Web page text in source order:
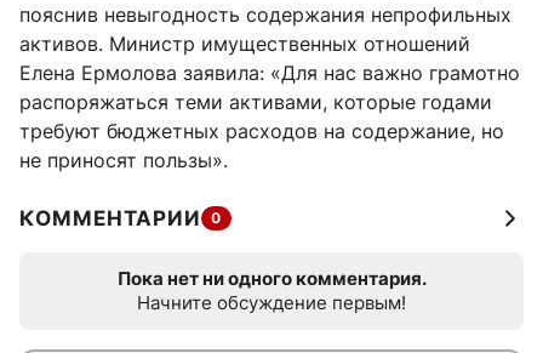
пояснив невыгодность содержания непрофильных
активов. Министр имущественных отношений
Елена Ермолова заявила: «Для нас важно грамотно
распоряжаться теми активами, которые годами
требуют бюджетных расходов на содержание, но
не приносят пользы».
КОММЕНТАРИИ 0
Пока нет ни одного комментария.
Начните обсуждение первым!